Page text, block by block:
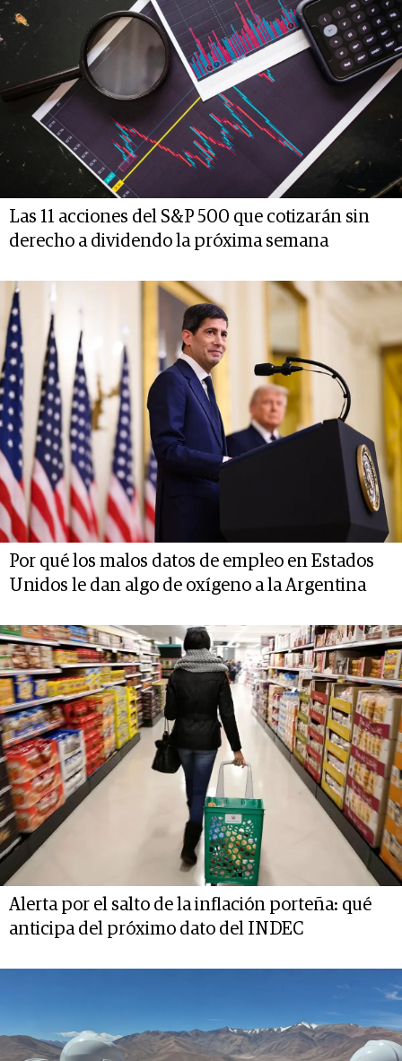
Las 11 acciones del S&P 500 que cotizarán sin
derecho a dividendo la próxima semana
Por qué los malos datos de empleo en Estados
Unidos le dan algo de oxígeno a la Argentina
Alerta por el salto de la inflación porteña: qué
anticipa del próximo dato del INDEC